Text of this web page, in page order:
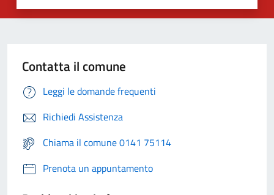
Contatta il comune
Leggi le domande frequenti
Richiedi Assistenza
Chiama il comune 0141 75114
Prenota un appuntamento